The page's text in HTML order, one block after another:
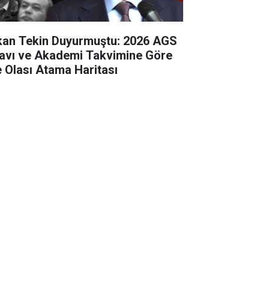
Tekin Duyurmuştu: 2026 AGS
ve Akademi Takvimine Göre
Olası Atama Haritası